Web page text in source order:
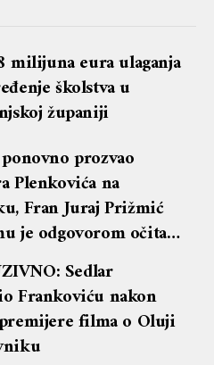
milijuna eura ulaganja
školstva u
županiji
prozvao
Plenkovića na
Fran Juraj Prižmić
je odgovorom očitao
blok i brisanje
Sedlar
Frankoviću nakon
filma o Oluji